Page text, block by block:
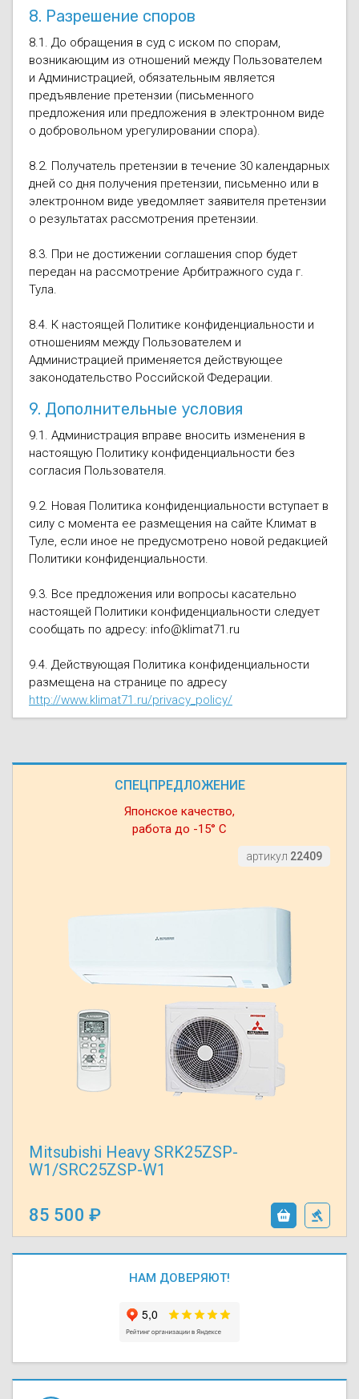
СПЕЦПРЕДЛОЖЕНИЕ
Японское качество,
работа до -15° С
артикул 22409
Mitsubishi Heavy SRK25ZSP-
W1/SRC25ZSP-W1
85 500
НАМ ДОВЕРЯЮТ!
8. Разрешение споров
8.1. До обращения в суд с иском по спорам,
возникающим из отношений между Пользователем
и Администрацией, обязательным является
предъявление претензии (письменного
предложения или предложения в электронном виде
о добровольном урегулировании спора).
8.2. Получатель претензии в течение 30 календарных
дней со дня получения претензии, письменно или в
электронном виде уведомляет заявителя претензии
о результатах рассмотрения претензии.
8.3. При не достижении соглашения спор будет
передан на рассмотрение Арбитражного суда г.
Тула.
8.4. К настоящей Политике конфиденциальности и
отношениям между Пользователем и
Администрацией применяется действующее
законодательство Российской Федерации.
9. Дополнительные условия
9.1. Администрация вправе вносить изменения в
настоящую Политику конфиденциальности без
согласия Пользователя.
9.2. Новая Политика конфиденциальности вступает в
силу с момента ее размещения на сайте Климат в
Туле, если иное не предусмотрено новой редакцией
Политики конфиденциальности.
9.3. Все предложения или вопросы касательно
настоящей Политики конфиденциальности следует
сообщать по адресу: info@klimat71.ru
9.4. Действующая Политика конфиденциальности
размещена на странице по адресу
http://www.klimat71.ru/privacy_policy/